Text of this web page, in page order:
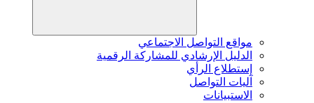
مواقع التواصل الاجتماعي
الدليل الإرشادي للمشاركة الرقمية
إستطلاع الرأي
آليات التواصل
الاستبيانات